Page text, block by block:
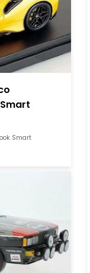
Smart